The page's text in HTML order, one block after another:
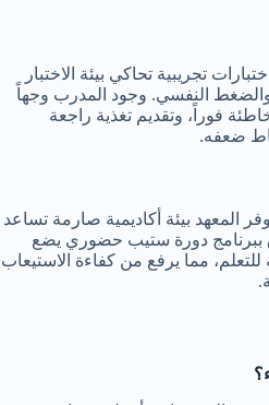
تجريبية تحاكي بيئة الاختبار
النفسي. وجود المدرب وجهاً
فوراً، وتقديم تغذية راجعة
ضعفه.
المعهد بيئة أكاديمية صارمة تساعد
ببرنامج دورة ستيب حضوري يضع
مما يرفع من كفاءة الاستيعاب